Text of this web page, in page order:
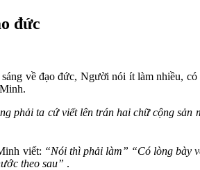
đức
về đạo đức, Người nói ít làm nhiều,
phải ta cứ viết lên trán hai chữ cộng
viết: “Nói thì phải làm” “Có lòng bày
theo sau” .